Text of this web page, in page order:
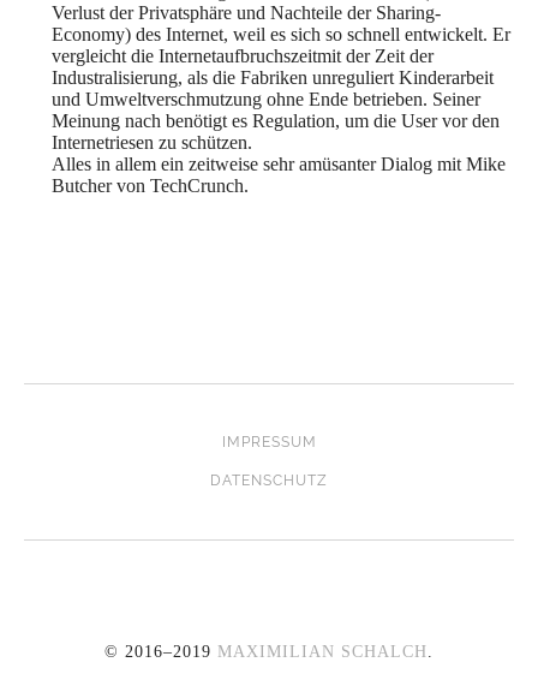
Verlust der Privatsphäre und Nachteile der Sharing-
Economy) des Internet, weil es sich so schnell entwickelt. Er
vergleicht die Internetaufbruchszeitmit der Zeit der
Industralisierung, als die Fabriken unreguliert Kinderarbeit
und Umweltverschmutzung ohne Ende betrieben. Seiner
Meinung nach benötigt es Regulation, um die User vor den
Internetriesen zu schützen.
Alles in allem ein zeitweise sehr amüsanter Dialog mit Mike
Butcher von TechCrunch.
IMPRESSUM
DATENSCHUTZ
© 2016–2019 MAXIMILIAN SCHALCH.